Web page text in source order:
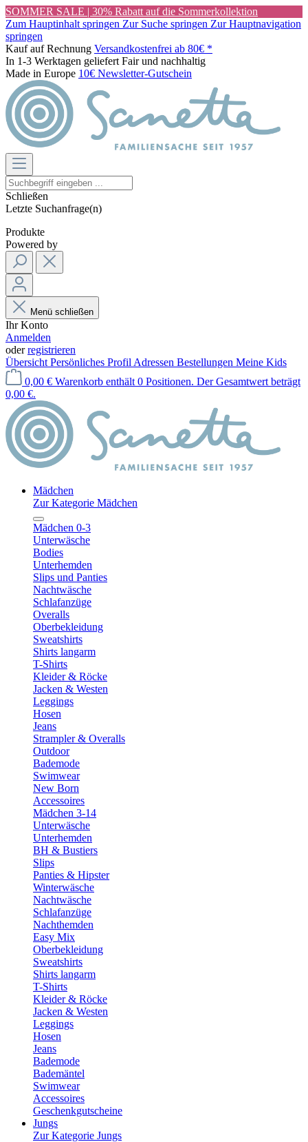
SOMMER SALE | 30% Rabatt auf die Sommerkollektion
Zum Hauptinhalt springen Zur Suche springen Zur Hauptnavigation
springen
Kauf auf Rechnung Versandkostenfrei ab 80€ *
In 1-3 Werktagen geliefert Fair und nachhaltig
Made in Europe 10€ Newsletter-Gutschein
Schließen
Letzte Suchanfrage(n)
Produkte
Powered by
Menü schließen
Ihr Konto
Anmelden
oderregistrieren
Übersicht Persönliches Profil Adressen Bestellungen Meine Kids
0,00 € Warenkorb enthält 0 Positionen. Der Gesamtwert beträgt
0,00 €.
Mädchen
Zur Kategorie Mädchen
Mädchen 0-3
Unterwäsche
Bodies
Unterhemden
Slips und Panties
Nachtwäsche
Schlafanzüge
Overalls
Oberbekleidung
Sweatshirts
Shirts langarm
T-Shirts
Kleider & Röcke
Jacken & Westen
Leggings
Hosen
Jeans
Strampler & Overalls
Outdoor
Bademode
Swimwear
New Born
Accessoires
Mädchen 3-14
Unterwäsche
Unterhemden
BH & Bustiers
Slips
Panties & Hipster
Winterwäsche
Nachtwäsche
Schlafanzüge
Nachthemden
Easy Mix
Oberbekleidung
Sweatshirts
Shirts langarm
T-Shirts
Kleider & Röcke
Jacken & Westen
Leggings
Hosen
Jeans
Bademode
Bademäntel
Swimwear
Accessoires
Geschenkgutscheine
Jungs
Zur Kategorie Jungs